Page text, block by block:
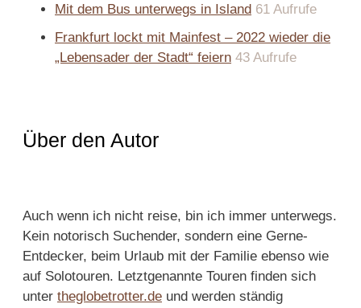
Mit dem Bus unterwegs in Island 61 Aufrufe
Frankfurt lockt mit Mainfest – 2022 wieder die
„Lebensader der Stadt“ feiern 43 Aufrufe
Über den Autor
Auch wenn ich nicht reise, bin ich immer unterwegs.
Kein notorisch Suchender, sondern eine Gerne-
Entdecker, beim Urlaub mit der Familie ebenso wie
auf Solotouren. Letztgenannte Touren finden sich
unter theglobetrotter.de und werden ständig